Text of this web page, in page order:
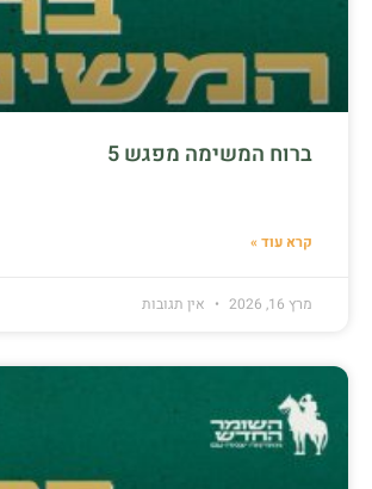
ברוח המשימה מפגש 5
קרא עוד »
מרץ 16, 2026 אין תגובות